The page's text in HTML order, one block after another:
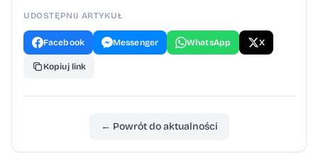
UDOSTĘPNIJ ARTYKUŁ
Facebook Messenger WhatsApp X
Kopiuj link
← Powrót do aktualności